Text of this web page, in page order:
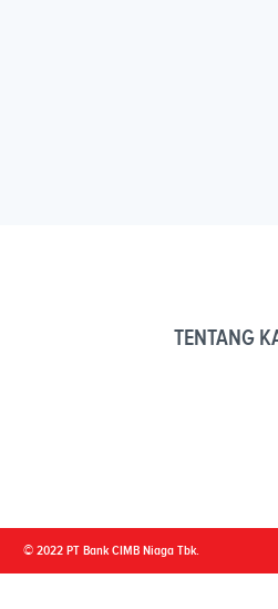
TENTANG
© 2022 PT Bank CIMB Niaga Tbk.